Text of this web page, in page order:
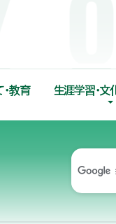
・教育 生涯学習・文